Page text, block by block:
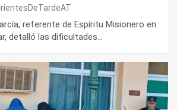
referente de Espíritu Misionero en
detalló las dificultades…